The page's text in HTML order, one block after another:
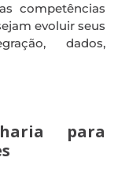
competências
evoluir seus
dados,
para